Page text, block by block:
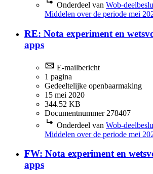
Onderdeel van Wob-
Middelen over de periode mei
RE: Nota experiment en
apps
E-mailbericht
1 pagina
Gedeeltelijke openbaarmaking
15 mei 2020
344.52 KB
Documentnummer 278407
Onderdeel van Wob-
Middelen over de periode mei
FW: Nota experiment en
apps